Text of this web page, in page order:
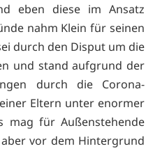
eben diese im Ansatz
nahm Klein für seinen
durch den Disput um die
und stand aufgrund der
durch die Corona-
Eltern unter enormer
mag für Außenstehende
vor dem Hintergrund